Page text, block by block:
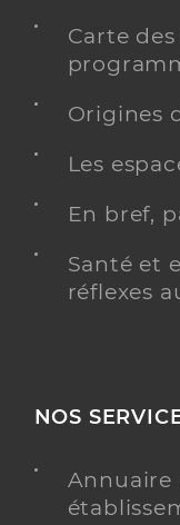
Carte
Origines
Les
En bref,
Santé et
réflexes
NOS
Annuaire